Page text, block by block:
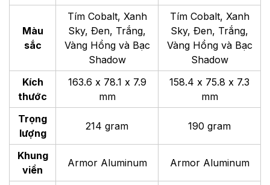
Màu
sắc
Tím Cobalt, Xanh
Sky, Đen, Trắng,
Vàng Hồng và Bạc
Shadow
Tím Cobalt, Xanh
Sky, Đen, Trắng,
Vàng Hồng và Bạc
Shadow
Kích
thước
163.6 x 78.1 x 7.9
mm
158.4 x 75.8 x 7.3
mm
Trọng
lượng
214 gram 190 gram
Khung
viền
Armor Aluminum Armor Aluminum